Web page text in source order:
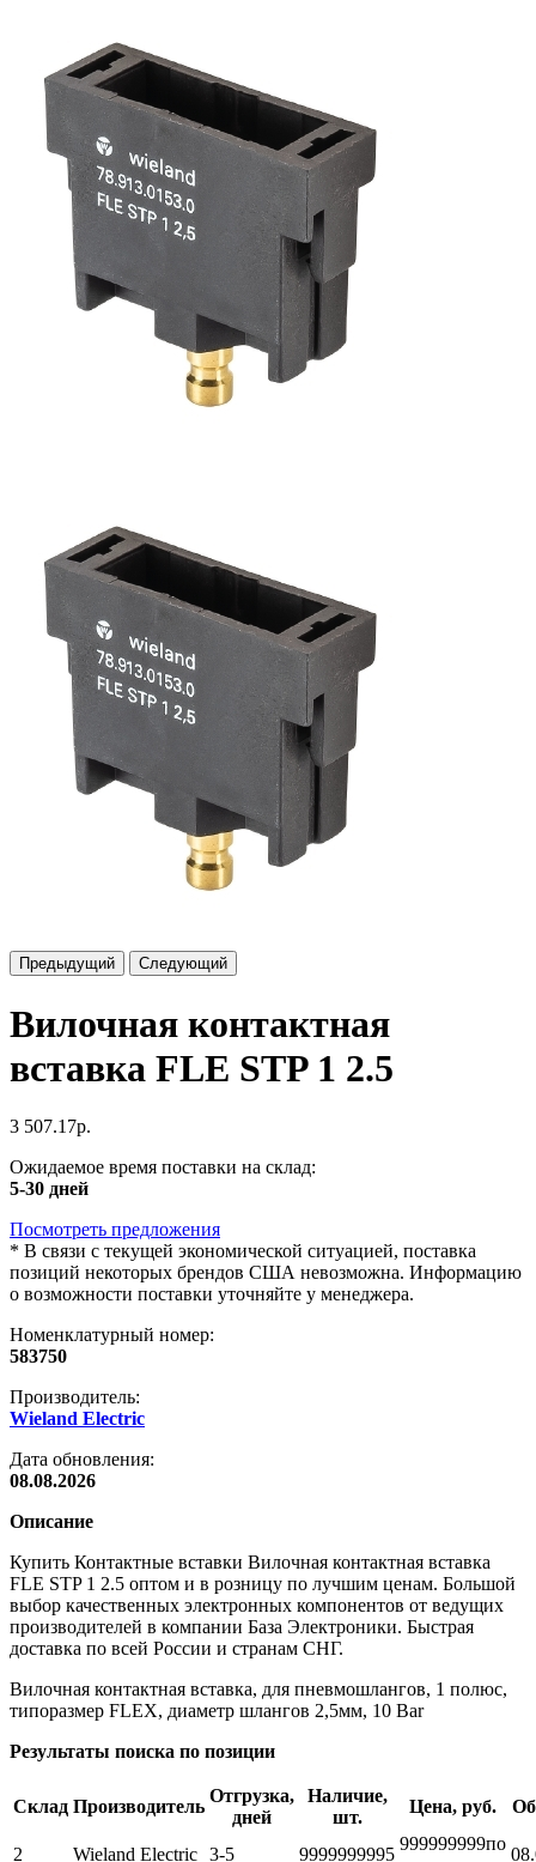
Предыдущий Следующий
Вилочная контактная
вставка FLE STP 1 2.5
3 507.17р.
Ожидаемое время поставки на склад:
5-30 дней
Посмотреть предложения
* В связи с текущей экономической ситуацией, поставка
позиций некоторых брендов США невозможна. Информацию
о возможности поставки уточняйте у менеджера.
Номенклатурный номер:
583750
Производитель:
Wieland Electric
Дата обновления:
08.08.2026
Описание
Купить Контактные вставки Вилочная контактная вставка
FLE STP 1 2.5 оптом и в розницу по лучшим ценам. Большой
выбор качественных электронных компонентов от ведущих
производителей в компании База Электроники. Быстрая
доставка по всей России и странам СНГ.
Вилочная контактная вставка, для пневмошлангов, 1 полюс,
типоразмер FLEX, диаметр шлангов 2,5мм, 10 Bar
Результаты поиска по позиции
Склад Производитель
Отгрузка,
дней
Наличие,
шт.
Цена, руб.
2 Wieland Electric 3-5 9999999995
999999999по